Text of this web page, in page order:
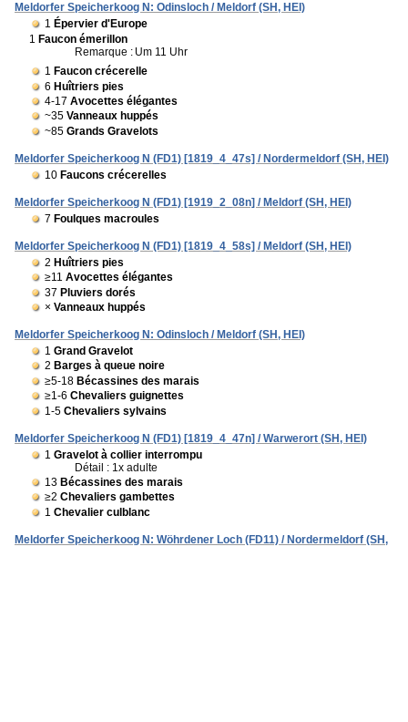
Meldorfer Speicherkoog N: Odinsloch / Meldorf (SH, HEI)
1 Épervier d'Europe
1 Faucon émerillon
Remarque : Um 11 Uhr
1 Faucon crécerelle
6 Huîtriers pies
4-17 Avocettes élégantes
~35 Vanneaux huppés
~85 Grands Gravelots
Meldorfer Speicherkoog N (FD1) [1819_4_47s] / Nordermeldorf (SH, HEI)
10 Faucons crécerelles
Meldorfer Speicherkoog N (FD1) [1919_2_08n] / Meldorf (SH, HEI)
7 Foulques macroules
Meldorfer Speicherkoog N (FD1) [1819_4_58s] / Meldorf (SH, HEI)
2 Huîtriers pies
≥11 Avocettes élégantes
37 Pluviers dorés
× Vanneaux huppés
Meldorfer Speicherkoog N: Odinsloch / Meldorf (SH, HEI)
1 Grand Gravelot
2 Barges à queue noire
≥5-18 Bécassines des marais
≥1-6 Chevaliers guignettes
1-5 Chevaliers sylvains
Meldorfer Speicherkoog N (FD1) [1819_4_47n] / Warwerort (SH, HEI)
1 Gravelot à collier interrompu
Détail : 1x adulte
13 Bécassines des marais
≥2 Chevaliers gambettes
1 Chevalier culblanc
Meldorfer Speicherkoog N: Wöhrdener Loch (FD11) / Nordermeldorf (SH,